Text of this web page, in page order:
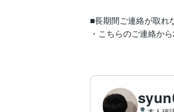
■長期間ご連絡が取れ
・こちらのご連絡か